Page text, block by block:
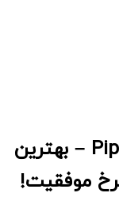
ربات معاملاتی Pip Collector EA – بهترین